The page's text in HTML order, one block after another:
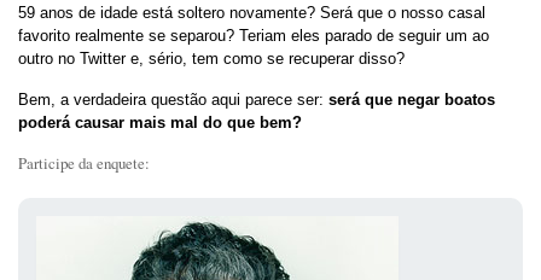
59 anos de idade está soltero novamente? Será que o nosso casal
favorito realmente se separou? Teriam eles parado de seguir um ao
outro no Twitter e, sério, tem como se recuperar disso?
Bem, a verdadeira questão aqui parece ser: será que negar boatos
poderá causar mais mal do que bem?
Participe da enquete: